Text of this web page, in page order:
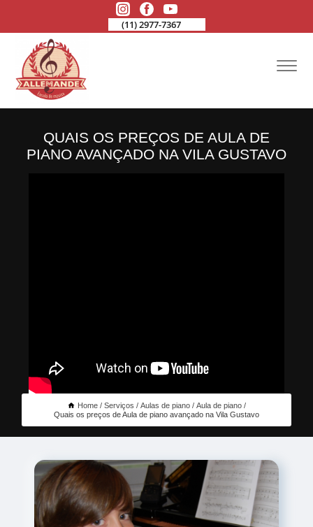
(11) 2977-7367
QUAIS OS PREÇOS DE AULA DE
PIANO AVANÇADO NA VILA GUSTAVO
Home Serviços Aulas de piano
Aula de piano
Quais os preços de Aula de piano avançado na Vila Gustavo